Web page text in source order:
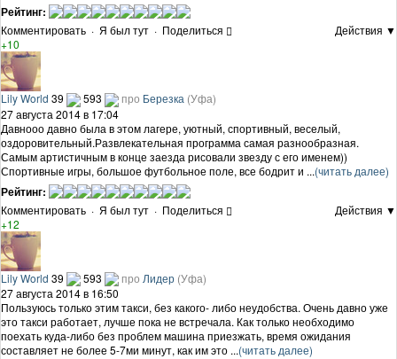
Рейтинг:
Комментировать · Я был тут · Поделиться
Действия ▼
+10
Lily World 39 593 про Березка (Уфа)
27 августа 2014 в 17:04
Давнооо давно была в этом лагере, уютный, спортивный, веселый,
оздоровительный.Развлекательная программа самая разнообразная.
Самым артистичным в конце заезда рисовали звезду с его именем))
Спортивные игры, большое футбольное поле, все бодрит и ...(читать далее)
Рейтинг:
Комментировать · Я был тут · Поделиться
Действия ▼
+12
Lily World 39 593 про Лидер (Уфа)
27 августа 2014 в 16:50
Пользуюсь только этим такси, без какого- либо неудобства. Очень давно уже
это такси работает, лучше пока не встречала. Как только необходимо
поехать куда-либо без проблем машина приезжать, время ожидания
составляет не более 5-7ми минут, как им это ...(читать далее)